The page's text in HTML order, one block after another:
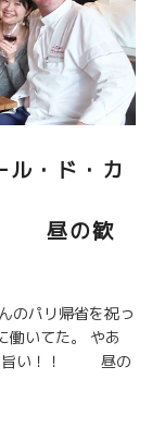
・ド・カ
歓
のパリ帰省を祝っ
いてた。 やあ
に旨い！！ 昼の